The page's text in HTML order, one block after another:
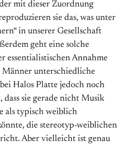
mit dieser Zuordnung
sie das, was unter
in unserer Gesell­schaft
geht eine solche
essentialistischen An­nahme
Männer unterschiedliche
Halos Platte jedoch noch
sie gerade nicht Musik
als typisch weiblich
die stereotyp-weiblichen
Aber vielleicht ist genau